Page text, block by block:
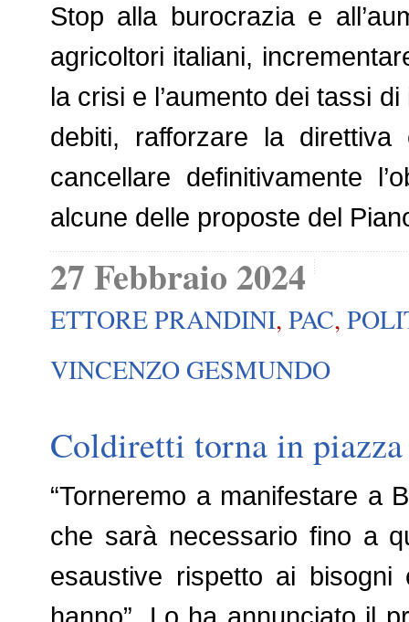
Stop alla burocrazia e
agricoltori italiani,
la crisi e l’aumento dei tassi
debiti, rafforzare la
cancellare definitivamente
alcune delle proposte del
27 Febbraio 2024
ETTORE PRANDINI, PAC,
VINCENZO GESMUNDO
Coldiretti torna in
“Torneremo a manifestare a
che sarà necessario fino a
esaustive rispetto ai